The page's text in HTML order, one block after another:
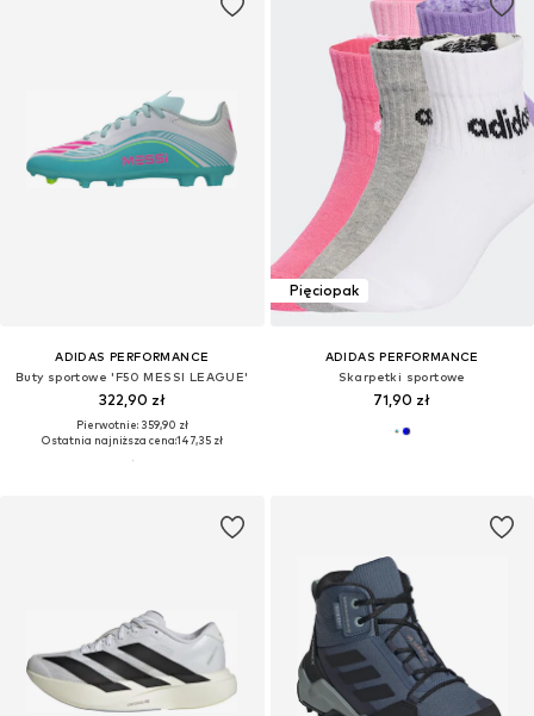
ADIDAS PERFORMANCE
Buty sportowe 'F50 MESSI LEAGUE'
322,90 zł
Pierwotnie: 359,90 zł
Ostatnia najniższa cena:147,35 zł
Pięciopak
ADIDAS PERFORMANCE
Skarpetki sportowe
71,90 zł